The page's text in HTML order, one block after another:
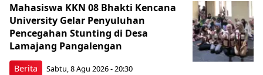
Berita
Mahasiswa KKN 08 Bhakti Kencana
University Gelar Penyuluhan
Pencegahan Stunting di Desa
Lamajang Pangalengan
Sabtu, 8 Agu 2026 - 20:30